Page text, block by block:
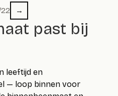
22 →
past bij
leeftijd en
— loop binnen voor